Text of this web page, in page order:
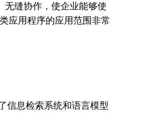
缝协作，使企业能够使
应用程序的应用范围非常
信息检索系统和语言模型